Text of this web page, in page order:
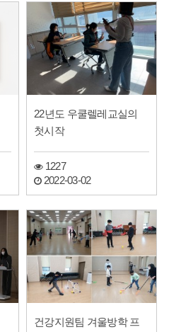
22년도 우쿨렐레교실의
첫시작
1227
2022-03-02
건강지원팀 겨울방학 프